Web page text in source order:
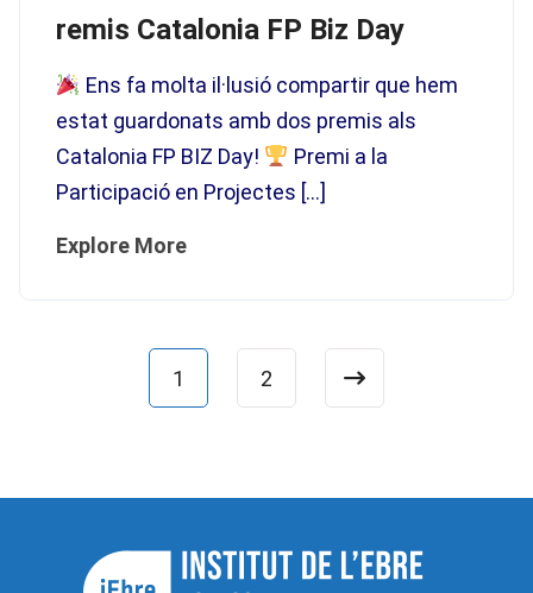
remis Catalonia FP Biz Day
Ens fa molta il·lusió compartir que hem
estat guardonats amb dos premis als
Catalonia FP BIZ Day!
Premi a la
Participació en Projectes […]
Explore More
1 2